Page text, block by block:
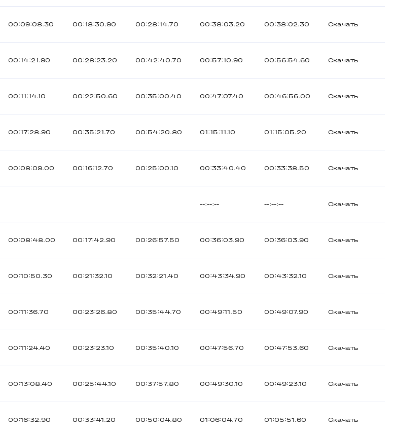
00:09:08.30 00:18:30.90 00:28:14.70 00:38:03.20 00:38:02.30 Скачать
00:14:21.90 00:28:23.20 00:42:40.70 00:57:10.90 00:56:54.60 Скачать
00:11:14.10 00:22:50.60 00:35:00.40 00:47:07.40 00:46:56.00 Скачать
00:17:28.90 00:35:21.70 00:54:20.80 01:15:11.10 01:15:05.20 Скачать
00:08:09.00 00:16:12.70 00:25:00.10 00:33:40.40 00:33:38.50 Скачать
--:--:-- --:--:-- Скачать
00:08:48.00 00:17:42.90 00:26:57.50 00:36:03.90 00:36:03.90 Скачать
00:10:50.30 00:21:32.10 00:32:21.40 00:43:34.90 00:43:32.10 Скачать
00:11:36.70 00:23:26.80 00:35:44.70 00:49:11.50 00:49:07.90 Скачать
00:11:24.40 00:23:23.10 00:35:40.10 00:47:56.70 00:47:53.60 Скачать
00:13:08.40 00:25:44.10 00:37:57.80 00:49:30.10 00:49:23.10 Скачать
00:16:32.90 00:33:41.20 00:50:04.80 01:06:04.70 01:05:51.60 Скачать